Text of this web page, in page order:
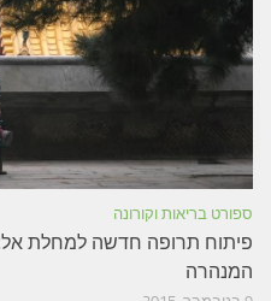
ספורט בריאות וקורונה
פיתוח תרופה חדשה למחלת
המנהרה